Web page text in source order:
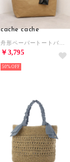
cache cache
￥3,795
50%